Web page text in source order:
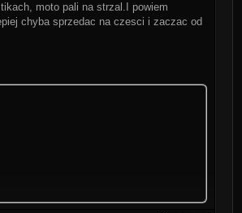
moto pali na strzal.I powiem
chyba sprzedac na czesci i zaczac od